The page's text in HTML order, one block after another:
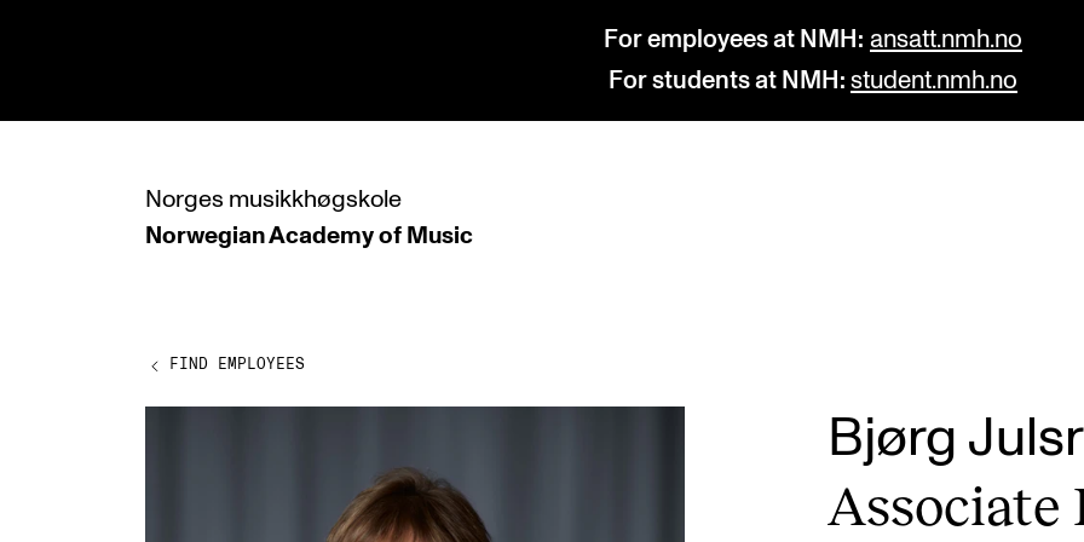
For employees at NMH: ansatt.nmh.no
For students at NMH: student.nmh.no
Norges musikkhøgskole
Norwegian Academy of Music
PROGRAMMES
Undergraduate Programmes
Graduate Programmes The Library
Departments and Disciplines
FIND EMPLOYEES
Bjørg
Asso­ci­ate